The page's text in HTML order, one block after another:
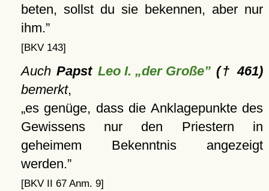
beten, sollst du sie bekennen, aber nur
ihm.
[BKV 143]
AuchPapst Leo I. „der Große”(† 461)
bemerkt,
es genüge, dass die Anklagepunkte des
Gewissens nur den Priestern in
geheimem Bekenntnis angezeigt
werden.
[BKV II 67 Anm. 9]